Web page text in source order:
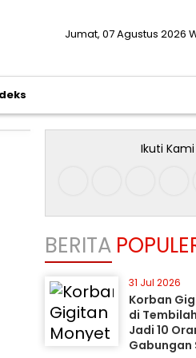
Jumat, 07 Agustus 2026
Ikuti
BERITA
31 Jul 2026
Korban
di
Jadi 10
Gabungan